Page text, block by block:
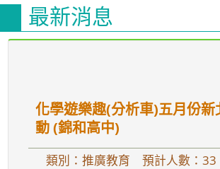
最新消息
化學遊樂趣(分析車)五月份新
動 (錦和高中)
類別：推廣教育 預計人數：33